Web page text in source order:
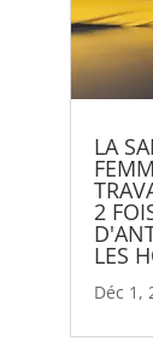
LA
2
LES
Déc 1,